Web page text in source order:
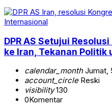
Internasional
DPR AS Setujui
ke Iran, Tekanan Politik
calendar_monthJumat,
account_circleReski
visibility130
0Komentar